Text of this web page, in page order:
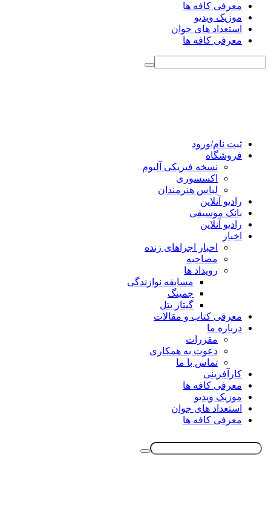
معرفی کافه ها
موزیک ویدیو
استعداد های جوان
معرفی کافه ها
ثبت نام/ورود
فروشگاه
نسخه فیزیکی آلبوم
اکسسوری
لباس هنرمندان
رادیو آنلاین
بانک موسیقی
رادیو آنلاین
اخبار
اخبار اجراهای زنده
مصاحبه
رویداد ها
مسابقه نوازندگی
جمینگ
گیتار بتل
معرفی کتاب و مقالات
درباره ما
مقررات
دعوت به همکاری
تماس با ما
کارآفرینی
معرفی کافه ها
موزیک ویدیو
استعداد های جوان
معرفی کافه ها